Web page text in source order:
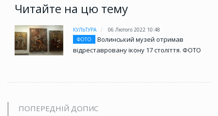
Читайте на цю тему
КУЛЬТУРА
06 Лютого 2022 10:48
ФОТО
Волинський музей отримав
відреставровану ікону 17 століття. ФОТО
ПОПЕРЕДНІЙ ДОПИС